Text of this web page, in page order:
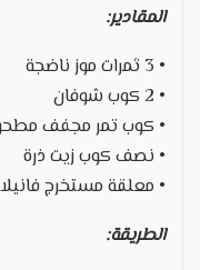
المقادير:
• 3 ثمرات موز ناضجة
• 2 كوب شوفان
• كوب تمر مجفف
• نصف كوب زيت ذرة
• معلقة مستخرج فانيلا
الطريقة: